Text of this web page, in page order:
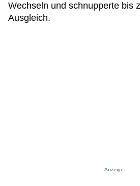
Wechseln und schnupperte bis
Ausgleich.
Anzeige